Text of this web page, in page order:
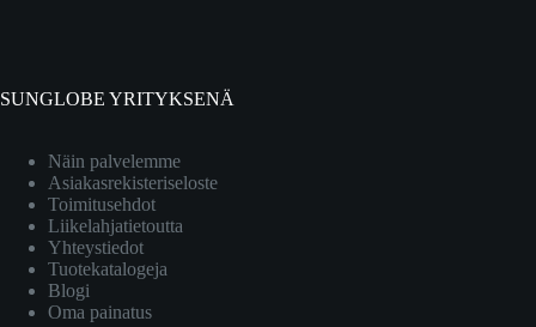
SUNGLOBE YRITYKSENÄ
Näin palvelemme
Asiakasrekisteriseloste
Toimitusehdot
Liikelahjatietoutta
Yhteystiedot
Tuotekatalogeja
Blogi
Oma painatus